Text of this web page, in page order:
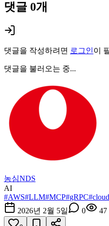
댓글 0개
댓글을 작성하려면 로그인이
댓글을 불러오는 중...
농심NDS
AI
#AWS#LLM#MCP#gRPC#cloud
2026년 2월 5일
0 47